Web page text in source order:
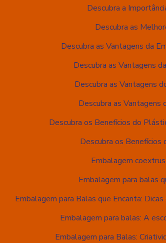
Descubra a
Descubra as
Descubra as Vantagens da
Descubra as Vantagens
Descubra as Vantagens
Descubra as Vantagens
Descubra os Benefícios do
Descubra os Benefícios
Embalagem
Embalagem para balas
Embalagem para Balas que Encanta:
Embalagem para balas: A
Embalagem para Balas: